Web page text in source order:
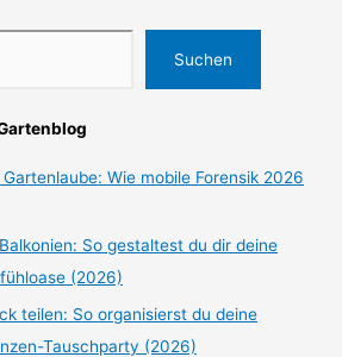
Suchen
Wie mobile Forensik 2026
So gestaltest du dir deine
(2026)
teilen: So organisierst du deine
Tauschparty (2026)